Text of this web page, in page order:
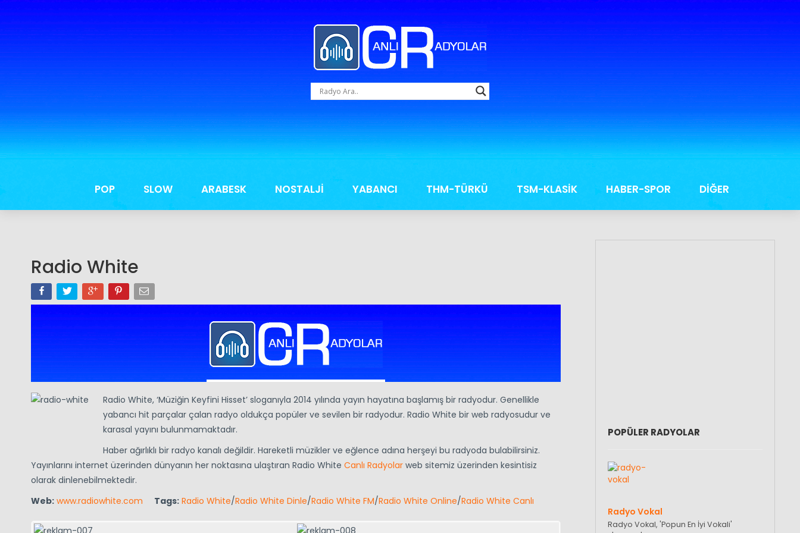
POP SLOW ARABESK NOSTALJİ YABANCI THM-TÜRKÜ TSM-KLASİK HABER-SPOR DİĞER
Radio White
Radio White, ‘Müziğin Keyfini Hisset’ sloganıyla 2014 yılında yayın hayatına başlamış bir radyodur. Genellikle
yabancı hit parçalar çalan radyo oldukça popüler ve sevilen bir radyodur. Radio White bir web radyosudur ve
karasal yayını bulunmamaktadır.
Haber ağırlıklı bir radyo kanalı değildir. Hareketli müzikler ve eğlence adına herşeyi bu radyoda bulabilirsiniz.
Yayınlarını internet üzerinden dünyanın her noktasına ulaştıran Radio White Canlı Radyolar web sitemiz üzerinden kesintisiz
olarak dinlenebilmektedir.
Web: www.radiowhite.com Tags: Radio White/Radio White Dinle/Radio White FM/Radio White Online/Radio White Canlı
POPÜLER RADYOLAR
Radyo Vokal
Radyo Vokal, 'Popun En İyi Vokali'